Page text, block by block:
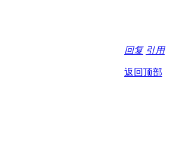
回复 引用
返回顶部